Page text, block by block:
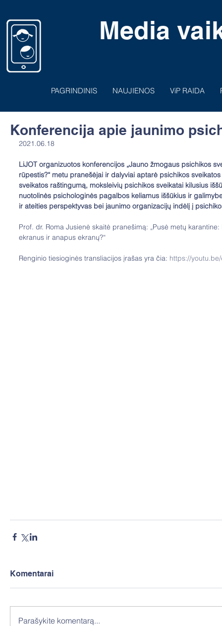
Media
PAGRINDINIS NAUJIENOS ViP RAIDA
Konferencija apie jaunimo
2021.06.18
LiJOT organizuotos konferencijos „Jauno žmogaus psichikos
rūpestis?“ metu pranešėjai ir dalyviai aptarė psichikos
sveikatos raštingumą, moksleivių psichikos sveikatai kilusius
nuotolinės psichologinės pagalbos keliamus iššūkius ir
ir ateities perspektyvas bei jaunimo organizacijų indėlį į
Prof. dr. Roma Jusienė skaitė pranešimą: „Pusė metų
ekranus ir anapus ekranų?“
Renginio tiesioginės transliacijos įrašas yra čia: https://
Komentarai
Parašykite komentarą...